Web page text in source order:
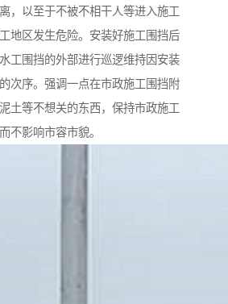
，以至于不被不相干人等进入施工
地区发生危险。安装好施工围挡后
工围挡的外部进行巡逻维持因安装
次序。强调一点在市政施工围挡附
土等不想关的东西，保持市政施工
不影响市容市貌。